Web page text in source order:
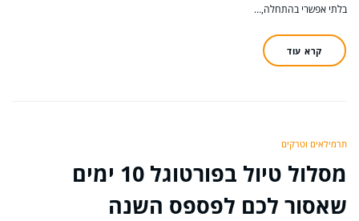
בלתי אפשרי בהתחלה,…
קרא עוד
תרמילאים וטרקים
מסלול טיול בפורטוגל 10 ימים
שאסור לכם לפספס השנה